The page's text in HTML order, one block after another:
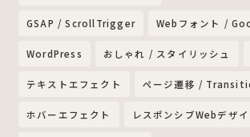
GSAP / ScrollTrigger Webフォント /
WordPress おしゃれ / スタイリッシュ
テキストエフェクト ページ遷移 /
ホバーエフェクト レスポンシブWebデザイ